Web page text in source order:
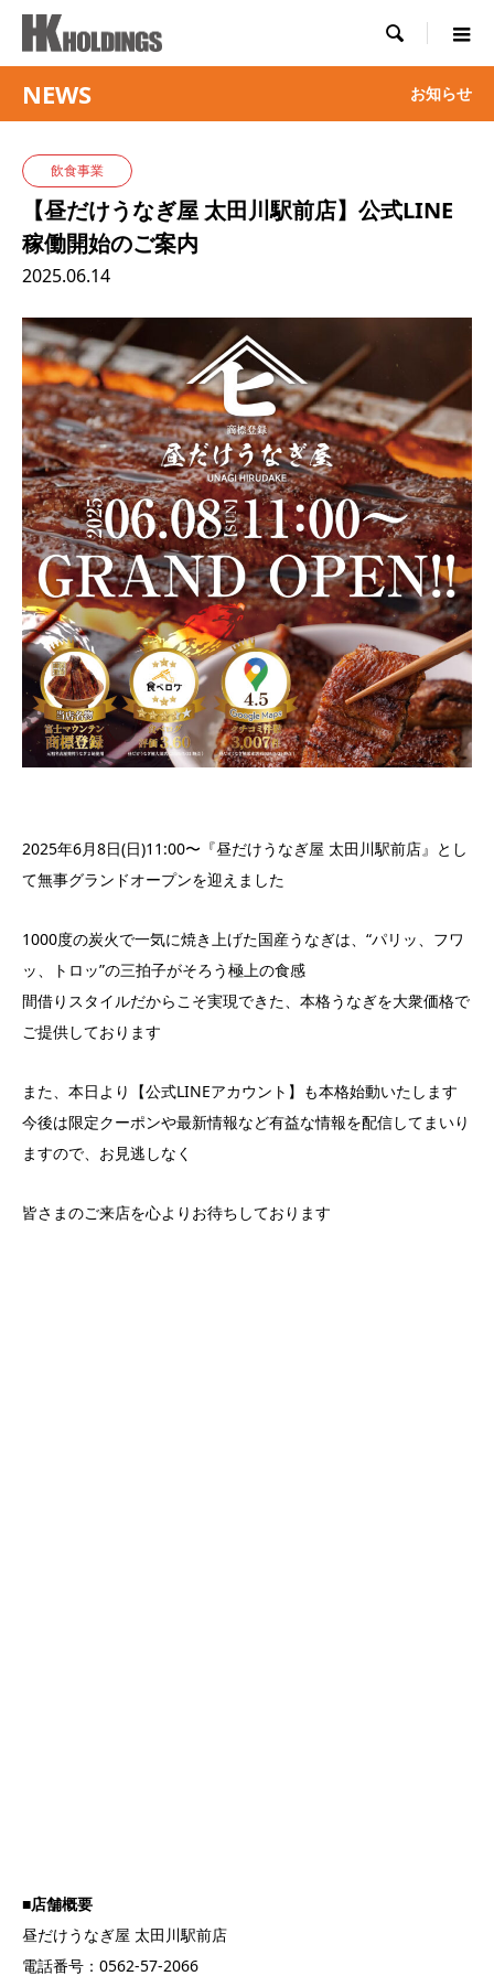

NEWS お知らせ
飲食事業
【昼だけうなぎ屋 太田川駅前店】公式LINE
稼働開始のご案内
2025.06.14
2025年6月8日(日)11:00〜『昼だけうなぎ屋 太田川駅前店』とし
て無事グランドオープンを迎えました
1000度の炭火で一気に焼き上げた国産うなぎは、“パリッ、フワ
ッ、トロッ”の三拍子がそろう極上の食感
間借りスタイルだからこそ実現できた、本格うなぎを大衆価格で
ご提供しております
また、本日より【公式LINEアカウント】も本格始動いたします
今後は限定クーポンや最新情報など有益な情報を配信してまいり
ますので、お見逃しなく
皆さまのご来店を心よりお待ちしております
■店舗概要
昼だけうなぎ屋 太田川駅前店
電話番号：0562-57-2066